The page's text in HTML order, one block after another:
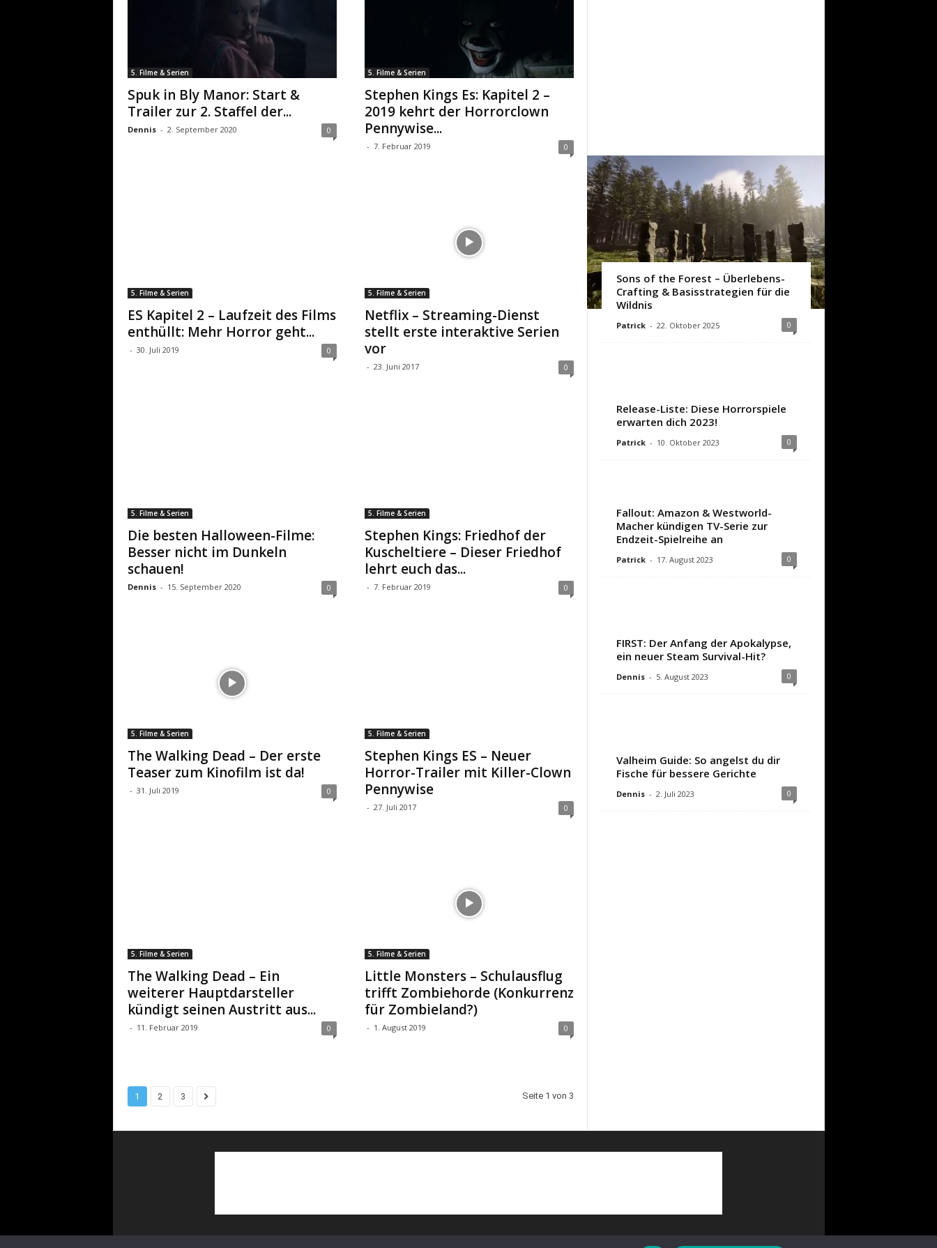
5. Filme & Serien
Spuk in Bly Manor: Start &
Trailer zur 2. Staffel der...
Dennis - 2. September 2020 0
5. Filme & Serien
Stephen Kings Es: Kapitel 2 –
2019 kehrt der Horrorclown
Pennywise...
- 7. Februar 2019 0
5. Filme & Serien
ES Kapitel 2 – Laufzeit des Films
enthüllt: Mehr Horror geht...
- 30. Juli 2019 0
5. Filme & Serien
Netflix – Streaming-Dienst
stellt erste interaktive Serien
vor
- 23. Juni 2017 0
5. Filme & Serien
Die besten Halloween-Filme:
Besser nicht im Dunkeln
schauen!
Dennis - 15. September 2020 0
5. Filme & Serien
Stephen Kings: Friedhof der
Kuscheltiere – Dieser Friedhof
lehrt euch das...
- 7. Februar 2019 0
5. Filme & Serien
The Walking Dead – Der erste
Teaser zum Kinofilm ist da!
- 31. Juli 2019 0
5. Filme & Serien
Stephen Kings ES – Neuer
Horror-Trailer mit Killer-Clown
Pennywise
- 27. Juli 2017 0
5. Filme & Serien
The Walking Dead – Ein
weiterer Hauptdarsteller
kündigt seinen Austritt aus...
- 11. Februar 2019 0
5. Filme & Serien
Little Monsters – Schulausflug
trifft Zombiehorde (Konkurrenz
für Zombieland?)
- 1. August 2019 0
1 2 3 Seite 1 von 3
Sons of the Forest – Überlebens-
Crafting & Basisstrategien für die
Wildnis
Patrick - 22. Oktober 2025 0
Release-Liste: Diese Horrorspiele
erwarten dich 2023!
Patrick - 10. Oktober 2023 0
Fallout: Amazon & Westworld-
Macher kündigen TV-Serie zur
Endzeit-Spielreihe an
Patrick - 17. August 2023 0
FIRST: Der Anfang der Apokalypse,
ein neuer Steam Survival-Hit?
Dennis - 5. August 2023 0
Valheim Guide: So angelst du dir
Fische für bessere Gerichte
Dennis - 2. Juli 2023 0